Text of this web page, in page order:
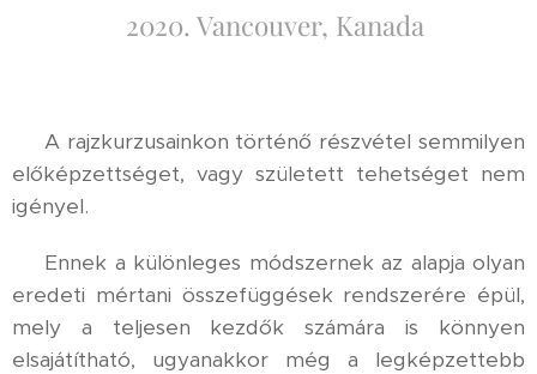
2020. Vancouver, Kanada
⚜️ A rajzkurzusainkon történő részvétel semmilyen
előképzettséget, vagy született tehetséget nem
igényel.
⚜️ Ennek a különleges módszernek az alapja olyan
eredeti mértani összefüggések rendszerére épül,
mely a teljesen kezdők számára is könnyen
elsajátítható, ugyanakkor még a legképzettebb